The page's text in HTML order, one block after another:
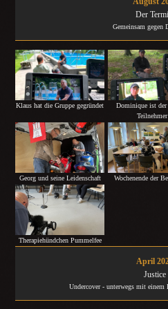
Der
Gemeinsam gegen
Klaus hat die Gruppe gegründet
Dominique ist der
Teilnehmer
Georg und seine Leidenschaft Wochenende der
Therapiehündchen Pummelfee
April
Justice
Undercover - unterwegs mit